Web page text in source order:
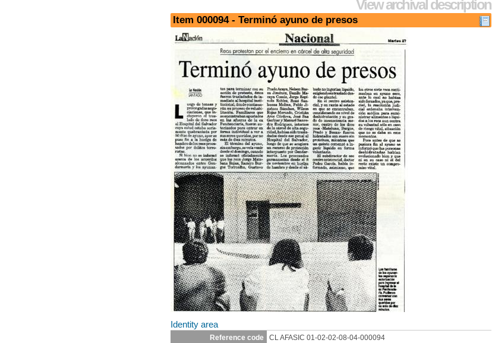
View archival description
Item 000094 - Terminó ayuno de presos
Identity area
Reference code
CL AFASIC 01-02-02-08-04-000094